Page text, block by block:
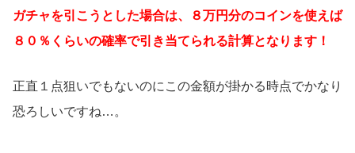
ガチャを引こうとした場合は、８万円分のコインを使えば
８０％くらいの確率で引き当てられる計算となります！
正直１点狙いでもないのにこの金額が掛かる時点でかなり
恐ろしいですね…。